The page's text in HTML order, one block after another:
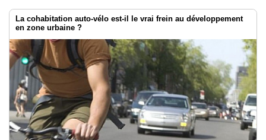
La cohabitation auto-vélo est-il le vrai frein au développement
en zone urbaine ?